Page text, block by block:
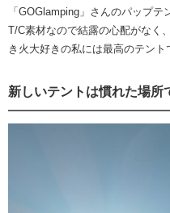
「GOGlamping」さんのパップテ
T/C素材なので結露の心配がなく
き火大好きの私には最高のテント
新しいテントは慣れた場